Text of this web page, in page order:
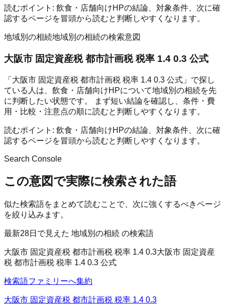
読むポイント: 飲食・店舗向けHPの結論、対象条件、次に確
認するページを冒頭から読むと判断しやすくなります。
地域別の相続地域別の相続の検索意図
大阪市 固定資産税 都市計画税 税率 1.4 0.3 公式
「大阪市 固定資産税 都市計画税 税率 1.4 0.3 公式」で探し
ている人は、飲食・店舗向けHPについて地域別の相続を先
に判断したい状態です。 まず短い結論を確認し、条件・費
用・比較・注意点の順に読むと判断しやすくなります。
読むポイント: 飲食・店舗向けHPの結論、対象条件、次に確
認するページを冒頭から読むと判断しやすくなります。
Search Console
この意図で実際に検索された語
似た検索語をまとめて読むことで、次に強くするべきページ
を絞り込みます。
最新28日で見えた 地域別の相続 の検索語
大阪市 固定資産税 都市計画税 税率 1.4 0.3大阪市 固定資産
税 都市計画税 税率 1.4 0.3 公式
検索語ファミリーへ集約
大阪市 固定資産税 都市計画税 税率 1.4 0.3